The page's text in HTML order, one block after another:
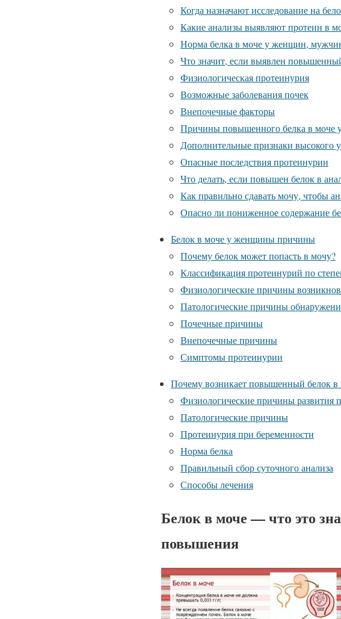
Когда назначают исследование на
Какие анализы выявляют протеин в
Норма белка в моче у женщин,
Что значит, если выявлен
Физиологическая протеинурия
Возможные заболевания почек
Внепочечные факторы
Причины повышенного белка в
Дополнительные признаки высокого
Опасные последствия протеинурии
Что делать, если повышен белок в
Как правильно сдавать мочу, чтобы
Опасно ли пониженное содержание
Белок в моче у женщины причины
Почему белок может попасть в мочу?
Классификация протеинурий по
Физиологические причины
Патологические причины
Почечные причины
Внепочечные причины
Симптомы протеинурии
Почему возникает повышенный белок в
Физиологические причины развития
Патологические причины
Протеинурия при беременности
Норма белка
Правильный сбор суточного анализа
Способы лечения
Белок в моче — что это
повышения